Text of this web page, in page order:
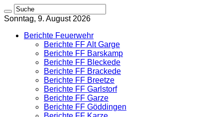
Sonntag, 9. August 2026
Berichte Feuerwehr
Berichte FF Alt Garge
Berichte FF Barskamp
Berichte FF Bleckede
Berichte FF Brackede
Berichte FF Breetze
Berichte FF Garlstorf
Berichte FF Garze
Berichte FF Göddingen